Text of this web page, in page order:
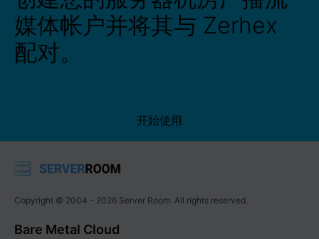
媒体帐户并将其与 Zerhex
配对。
开始使用
Copyright © 2004 - 2026 Server Room. All rights reserved.
Bare Metal Cloud